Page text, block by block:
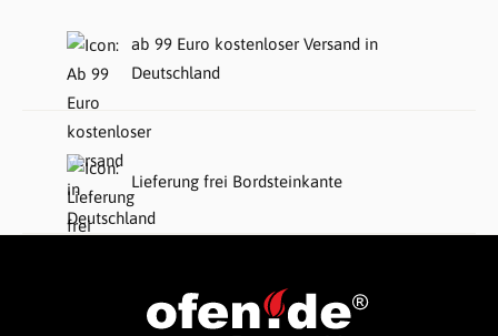
ab 99 Euro kostenloser Versand in
Deutschland
Lieferung frei Bordsteinkante